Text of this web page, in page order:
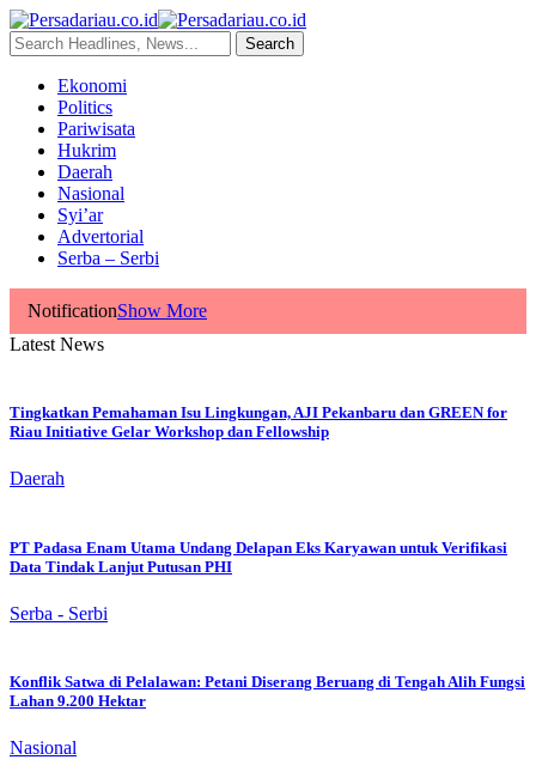
Ekonomi
Politics
Pariwisata
Hukrim
Daerah
Nasional
Syi’ar
Advertorial
Serba – Serbi
NotificationShow More
Latest News
Tingkatkan Pemahaman Isu Lingkungan, AJI Pekanbaru dan GREEN for
Riau Initiative Gelar Workshop dan Fellowship
Daerah
PT Padasa Enam Utama Undang Delapan Eks Karyawan untuk Verifikasi
Data Tindak Lanjut Putusan PHI
Serba - Serbi
Konflik Satwa di Pelalawan: Petani Diserang Beruang di Tengah Alih Fungsi
Lahan 9.200 Hektar
Nasional